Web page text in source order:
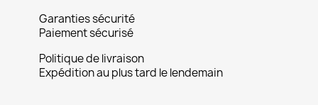
Garanties sécurité
Paiement sécurisé
Politique de livraison
Expédition au plus tard le lendemain